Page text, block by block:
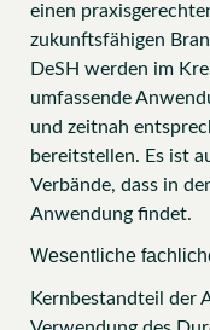
einen
zukunftsfähigen
DeSH werden im
umfassende
und zeitnah
bereitstellen. Es ist
Verbände, dass in
Anwendung findet.
Wesentliche
Kernbestandteil der